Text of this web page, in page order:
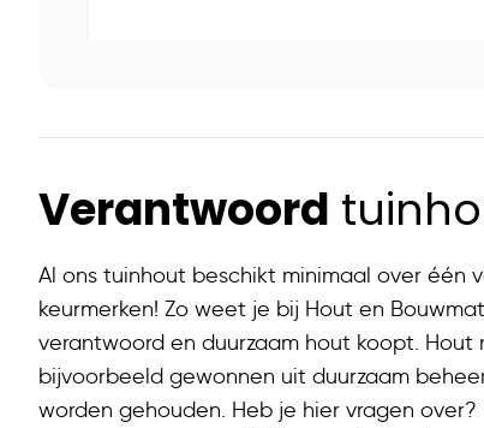
Verantwoord
Al ons tuinhout beschikt minimaal over één
keurmerken! Zo weet je bij Hout en
verantwoord en duurzaam hout koopt. Hout
bijvoorbeeld gewonnen uit duurzaam
worden gehouden. Heb je hier vragen